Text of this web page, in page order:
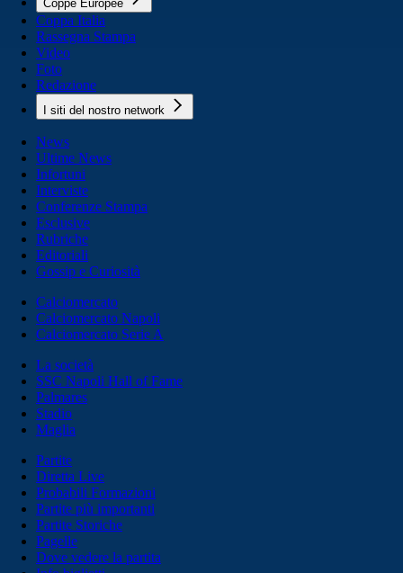
Coppe Europee
Coppa Italia
Rassegna Stampa
Video
Foto
Redazione
I siti del nostro network
News
Ultime News
Infortuni
Interviste
Conferenze Stampa
Esclusive
Rubriche
Editoriali
Gossip e Curiosità
Calciomercato
Calciomercato Napoli
Calciomercato Serie A
La società
SSC Napoli Hall of Fame
Palmares
Stadio
Maglia
Partite
Diretta Live
Probabili Formazioni
Partite più importanti
Partite Storiche
Pagelle
Dove vedere la partita